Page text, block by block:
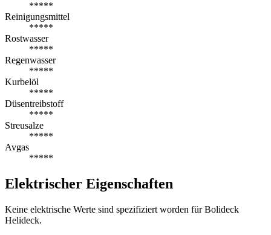
*****
Reinigungsmittel
*****
Rostwasser
*****
Regenwasser
*****
Kurbelöl
*****
Düsentreibstoff
*****
Streusalze
*****
Avgas
*****
Elektrischer Eigenschaften
Keine elektrische Werte sind spezifiziert worden für Bolideck
Helideck.